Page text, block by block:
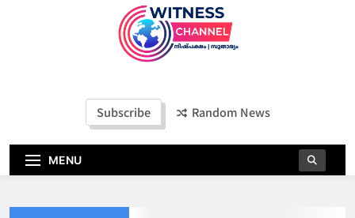
Witness Channel
Subscribe Random News
MENU